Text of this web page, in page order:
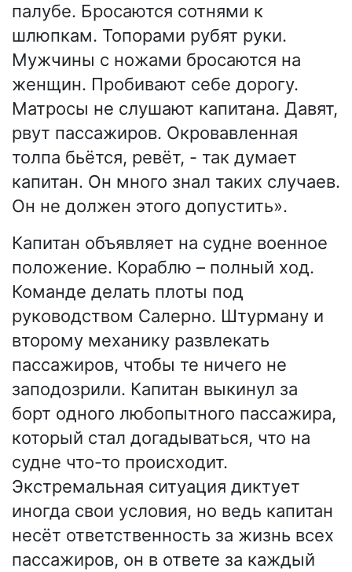
палубе. Бросаются сотнями к
шлюпкам. Топорами рубят руки.
Мужчины с ножами бросаются на
женщин. Пробивают себе дорогу.
Матросы не слушают капитана. Давят,
рвут пассажиров. Окровавленная
толпа бьётся, ревёт, - так думает
капитан. Он много знал таких случаев.
Он не должен этого допустить».
Капитан объявляет на судне военное
положение. Кораблю – полный ход.
Команде делать плоты под
руководством Салерно. Штурману и
второму механику развлекать
пассажиров, чтобы те ничего не
заподозрили. Капитан выкинул за
борт одного любопытного пассажира,
который стал догадываться, что на
судне что-то происходит.
Экстремальная ситуация диктует
иногда свои условия, но ведь капитан
несёт ответственность за жизнь всех
пассажиров, он в ответе за каждый